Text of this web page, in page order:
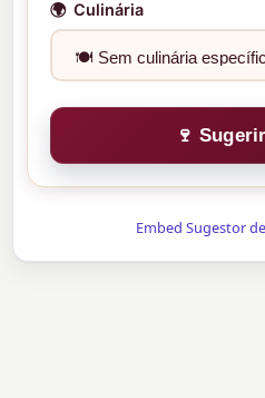
🌍 Culinária
🍷
Embed Sugestor